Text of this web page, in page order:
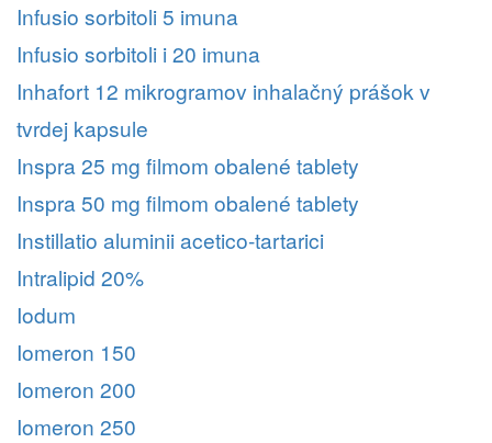
Infusio sorbitoli 5 imuna
Infusio sorbitoli i 20 imuna
Inhafort 12 mikrogramov inhalačný prášok v
tvrdej kapsule
Inspra 25 mg filmom obalené tablety
Inspra 50 mg filmom obalené tablety
Instillatio aluminii acetico-tartarici
Intralipid 20%
Iodum
Iomeron 150
Iomeron 200
Iomeron 250